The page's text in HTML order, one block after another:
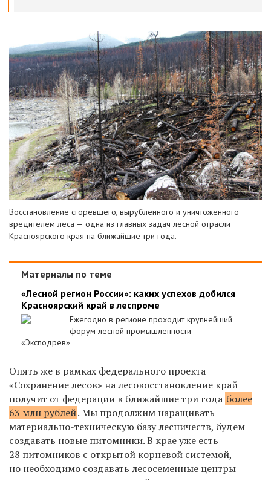
Восстановление сгоревшего, вырубленного и уничтоженного
вредителем леса — одна из главных задач лесной отрасли
Красноярского края на ближайшие три года.
Материалы по теме
«Лесной регион России»: каких успехов добился
Красноярский край в леспроме
Ежегодно в регионе проходит крупнейший
форум лесной промышленности —
«Эксподрев»
Опять же в рамках федерального проекта
«Сохранение лесов» на лесовосстановление край
получит от федерации в ближайшие три года более
63 млн рублей. Мы продолжим наращивать
материально-техническую базу лесничеств, будем
создавать новые питомники. В крае уже есть
28 питомников с открытой корневой системой,
но необходимо создавать лесосеменные центры